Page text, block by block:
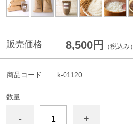
販売価格 8,500円 （税込み）
商品コード k-01120
数量
- +